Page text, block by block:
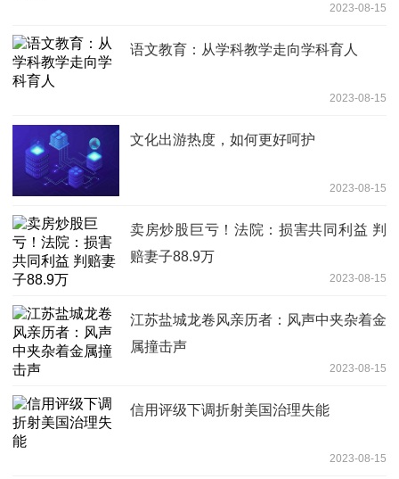
2023-08-15
语文教育：从学科教学走向学科育人
2023-08-15
文化出游热度，如何更好呵护
2023-08-15
卖房炒股巨亏！法院：损害共同利益 判
赔妻子88.9万
2023-08-15
江苏盐城龙卷风亲历者：风声中夹杂着金
属撞击声
2023-08-15
信用评级下调折射美国治理失能
2023-08-15